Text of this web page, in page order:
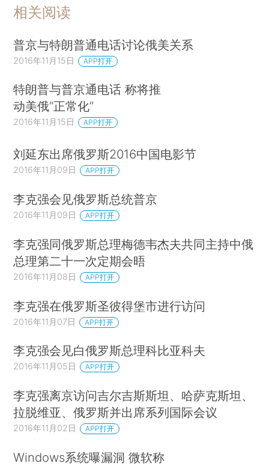
相关阅读
普京与特朗普通电话讨论俄美关系
2016年11月15日 APP打开
特朗普与普京通电话 称将推
动美俄“正常化”
2016年11月15日 APP打开
刘延东出席俄罗斯2016中国电影节
2016年11月09日 APP打开
李克强会见俄罗斯总统普京
2016年11月09日 APP打开
李克强同俄罗斯总理梅德韦杰夫共同主持中俄
总理第二十一次定期会晤
2016年11月08日 APP打开
李克强在俄罗斯圣彼得堡市进行访问
2016年11月07日 APP打开
李克强会见白俄罗斯总理科比亚科夫
2016年11月05日 APP打开
李克强离京访问吉尔吉斯斯坦、哈萨克斯坦、
拉脱维亚、俄罗斯并出席系列国际会议
2016年11月02日 APP打开
Windows系统曝漏洞 微软称